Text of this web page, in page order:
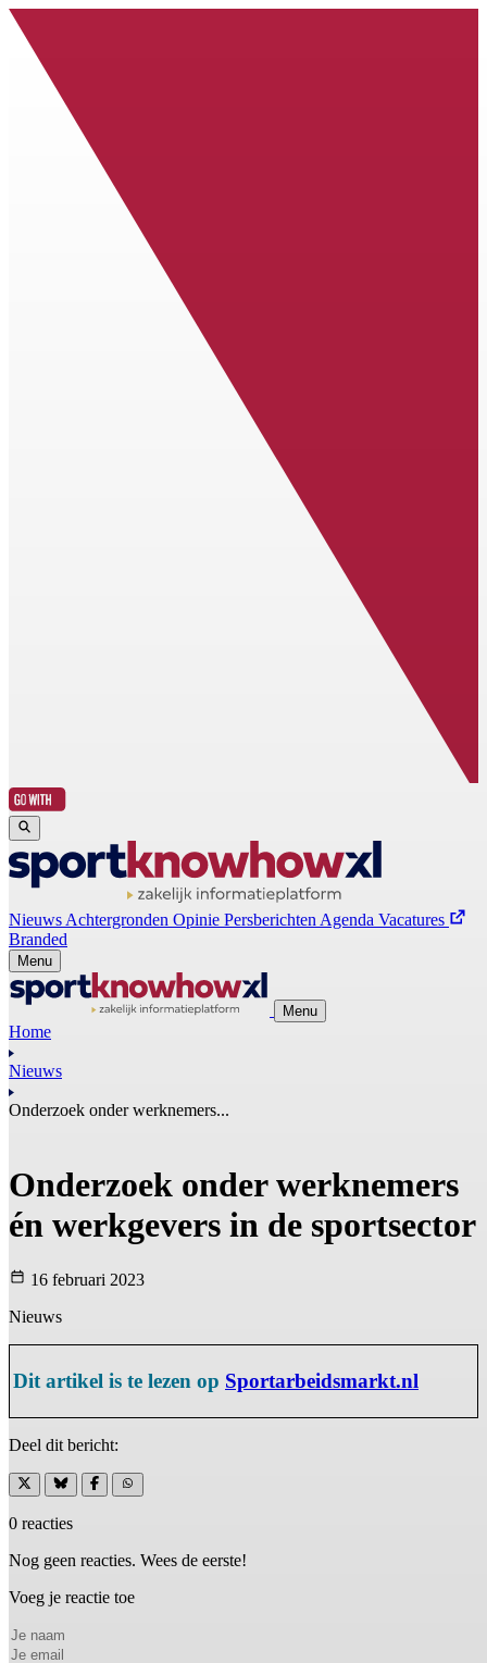
Nieuws Achtergronden Opinie Persberichten Agenda Vacatures
Branded
Menu
Menu
Home
Nieuws
Onderzoek onder werknemers...
Onderzoek onder werknemers
én werkgevers in de sportsector
16 februari 2023
Nieuws
Dit artikel is te lezen op Sportarbeidsmarkt.nl
Deel dit bericht:
0 reacties
Nog geen reacties. Wees de eerste!
Voeg je reactie toe